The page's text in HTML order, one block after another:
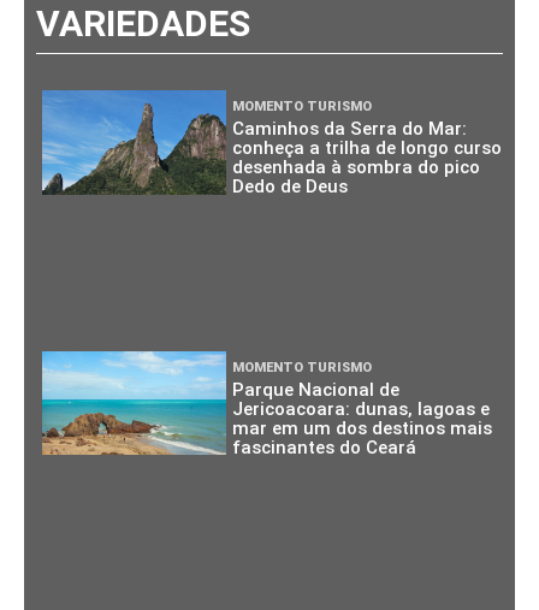
VARIEDADES
MOMENTO TURISMO
Caminhos da Serra do Mar:
conheça a trilha de longo curso
desenhada à sombra do pico
Dedo de Deus
MOMENTO TURISMO
Parque Nacional de
Jericoacoara: dunas, lagoas e
mar em um dos destinos mais
fascinantes do Ceará